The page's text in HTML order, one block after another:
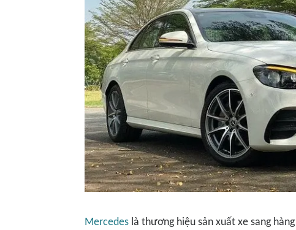
Mercedes là thương hiệu sản xuất xe sang